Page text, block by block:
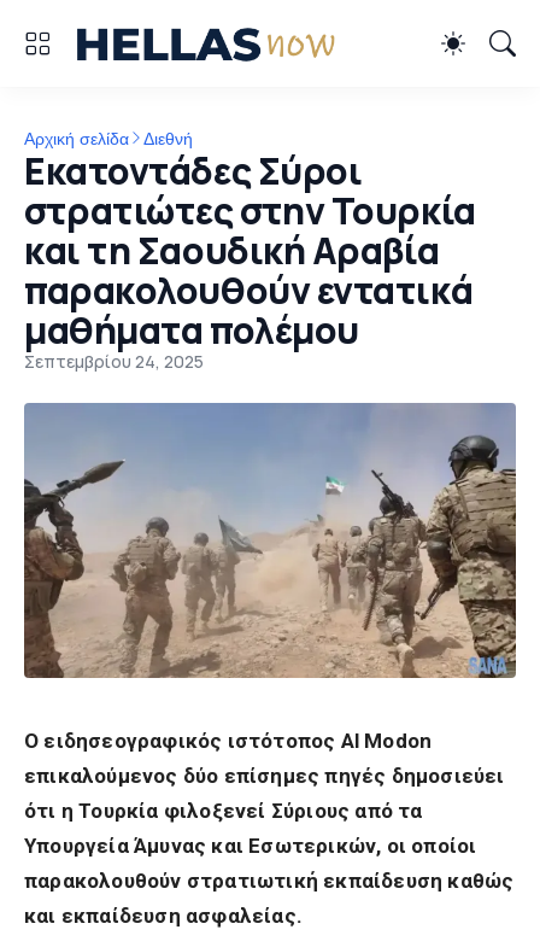
Αρχική σελίδα Διεθνή
Εκατοντάδες Σύροι
στρατιώτες στην Τουρκία
και τη Σαουδική Αραβία
παρακολουθούν εντατικά
μαθήματα πολέμου
Σεπτεμβρίου 24, 2025
Ο ειδησεογραφικός ιστότοπος Al Modon
επικαλούμενος δύο επίσημες πηγές δημοσιεύει
ότι η Τουρκία φιλοξενεί Σύριους από τα
Υπουργεία Άμυνας και Εσωτερικών, οι οποίοι
παρακολουθούν στρατιωτική εκπαίδευση καθώς
και εκπαίδευση ασφαλείας.